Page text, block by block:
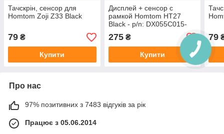
Тачскрін, сенсор для
Homtom Zoji Z33 Black
79 ₴
Купити
Дисплей + сенсор с
рамкой Homtom HT27
Black - p/n: DX055C015-
275₴
Купити
79
Про нас
97% позитивних з 7483 відгуків за рік
Працює з 05.06.2014